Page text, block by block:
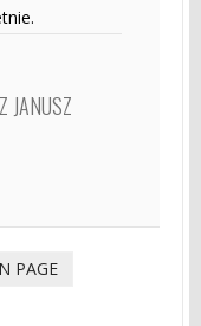
JANUSZ
PAGE